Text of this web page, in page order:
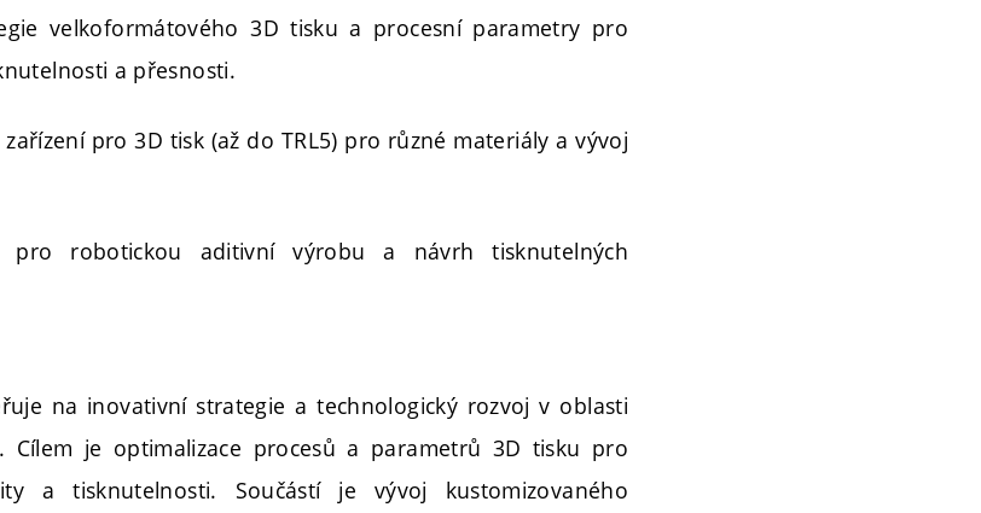
velkoformátového 3D tisku a procesní parametry pro
a přesnosti.
pro 3D tisk (až do TRL5) pro různé materiály a vývoj
pro robotickou aditivní výrobu a návrh tisknutelných
na inovativní strategie a technologický rozvoj v oblasti
Cílem je optimalizace procesů a parametrů 3D tisku pro
a tisknutelnosti. Součástí je vývoj kustomizovaného